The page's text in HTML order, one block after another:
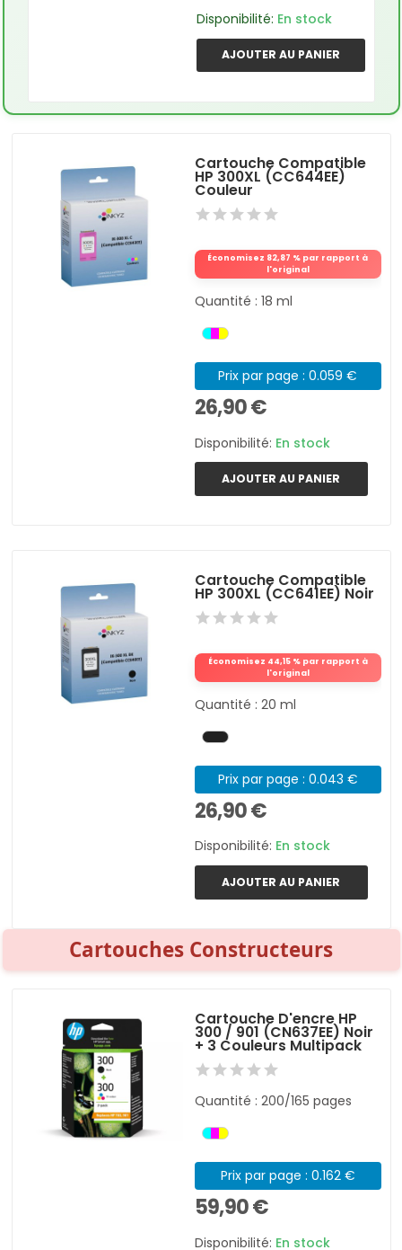
Disponibilité: En stock
AJOUTER AU PANIER
Cartouche Compatible
HP 300XL (CC644EE)
Couleur
Économisez 82,87 % par rapport à
l'original
Quantité : 18 ml
Prix par page : 0.059 €
26,90 €
Disponibilité: En stock
AJOUTER AU PANIER
Cartouche Compatible
HP 300XL (CC641EE) Noir
Économisez 44,15 % par rapport à
l'original
Quantité : 20 ml
Prix par page : 0.043 €
26,90 €
Disponibilité: En stock
AJOUTER AU PANIER
Cartouches Constructeurs
Cartouche D'encre HP
300 / 901 (CN637EE) Noir
+ 3 Couleurs Multipack
Quantité : 200/165 pages
Prix par page : 0.162 €
59,90 €
Disponibilité: En stock